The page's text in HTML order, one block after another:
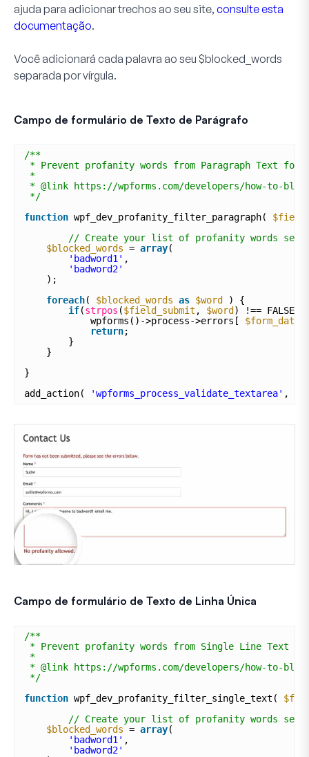
ajuda para adicionar trechos ao seu site, consulte esta
documentação.
Você adicionará cada palavra ao seu $blocked_words
separada por vírgula.
Campo de formulário de Texto de Parágrafo
/**
* Prevent profanity words from Paragraph Text
*
* @link https://wpforms.com/developers/how-to-
*/
function wpf_dev_profanity_filter_paragraph(
// Create your list of profanity words
$blocked_words = array(
'badword1' ,
'badword2'
);
foreach( $blocked_words as $word
) {
if(strpos ($field_submit , $word) !== FALSE
wpforms()->process->errors[ $form_data
return;
}
}
}
add_action(
'wpforms_process_validate_textarea' ,
Campo de formulário de Texto de Linha Única
/**
* Prevent profanity words from Single Line Text
*
* @link https://wpforms.com/developers/how-to-
*/
function wpf_dev_profanity_filter_single_text(
// Create your list of profanity words
$blocked_words = array(
'badword1' ,
'badword2'